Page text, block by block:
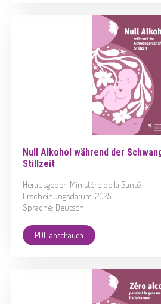
Null Alkohol während der
Stillzeit
Herausgeber: Ministère de la Santé
Erscheinungsdatum: 2025
Sprache: Deutsch
PDF anschauen